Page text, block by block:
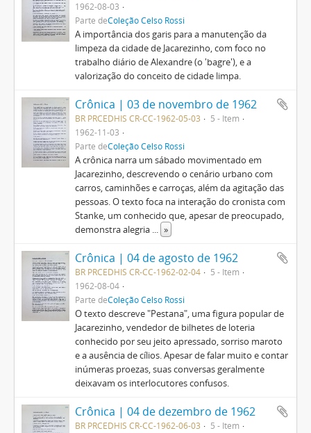
1962-08-03
Parte deColeção Celso Rossi
A importância dos garis para a manutenção da
limpeza da cidade de Jacarezinho, com foco no
trabalho diário de Alexandre (o 'bagre'), e a
valorização do conceito de cidade limpa.
Crônica | 03 de novembro de 1962
BR PRCEDHIS CR-CC-1962-05-03
5 - Item
1962-11-03
Parte deColeção Celso Rossi
A crônica narra um sábado movimentado em
Jacarezinho, descrevendo o cenário urbano com
carros, caminhões e carroças, além da agitação das
pessoas. O texto foca na interação do cronista com
Stanke, um conhecido que, apesar de preocupado,
demonstra alegria ... »
Crônica | 04 de agosto de 1962
BR PRCEDHIS CR-CC-1962-02-04
5 - Item
1962-08-04
Parte deColeção Celso Rossi
O texto descreve "Pestana", uma figura popular de
Jacarezinho, vendedor de bilhetes de loteria
conhecido por seu jeito apressado, sorriso maroto
e a ausência de cílios. Apesar de falar muito e contar
inúmeras proezas, suas conversas geralmente
deixavam os interlocutores confusos.
Crônica | 04 de dezembro de 1962
BR PRCEDHIS CR-CC-1962-06-03
5 - Item